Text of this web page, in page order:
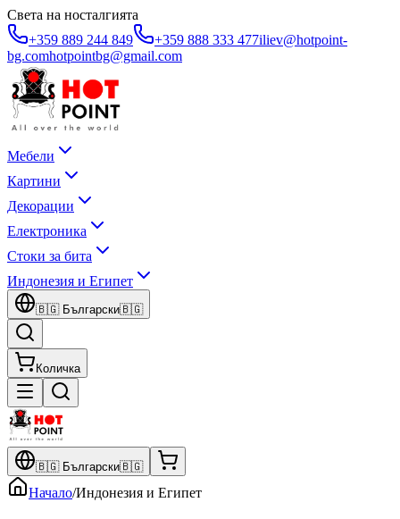
Света на носталгията
+359 889 244 849
+359 888 333 477iliev@hotpoint-
bg.comhotpointbg@gmail.com
Мебели
Картини
Декорации
Електроника
Стоки за бита
Индонезия и Египет
🇧🇬 Български🇧🇬
Количка
🇧🇬 Български🇧🇬
Начало/Индонезия и Египет